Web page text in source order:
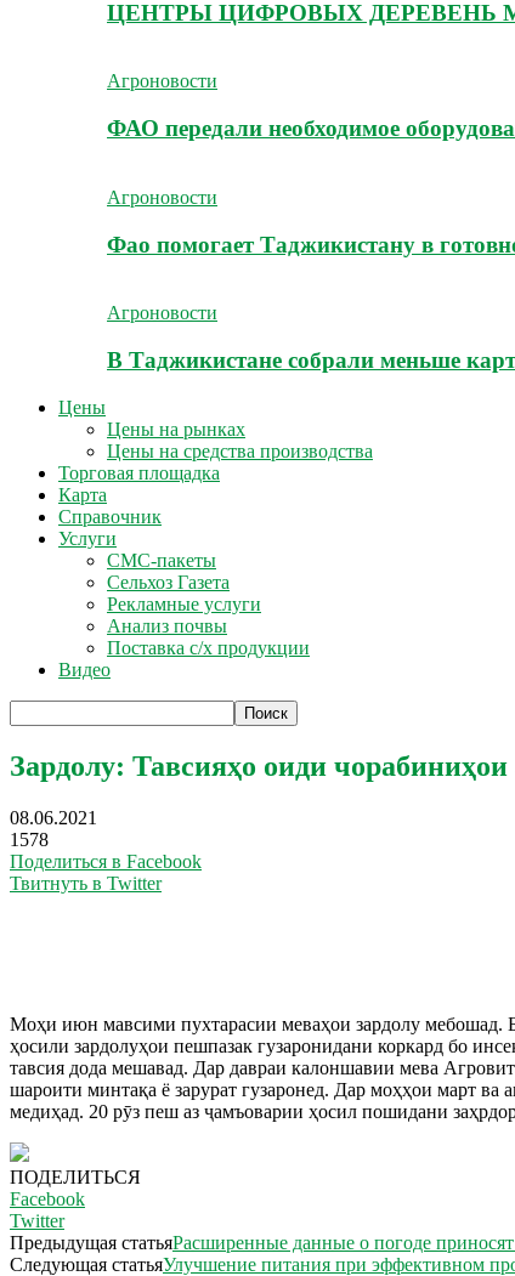
ЦЕНТРЫ ЦИФРОВЫХ ДЕРЕВЕНЬ
Агроновости
ФАО передали необходимое
Агроновости
Фао помогает Таджикистану в
Агроновости
В Таджикистане собрали меньше
Цены
Цены на рынках
Цены на средства производства
Торговая площадка
Карта
Справочник
Услуги
СМС-пакеты
Сельхоз Газета
Рекламные услуги
Анализ почвы
Поставка с/х продукции
Видео
Зардолу: Тавсияҳо оиди
08.06.2021
1578
Поделиться в Facebook
Твитнуть в Twitter
Моҳи июн мавсими пухтарасии меваҳои зардолу мебошад.
ҳосили зардолуҳои пешпазак гузаронидани коркард бо
тавсия дода мешавад. Дар давраи калоншавии мева
шароити минтақа ё зарурат гузаронед. Дар моҳҳои март ва
медиҳад. 20 рӯз пеш аз ҷамъоварии ҳосил пошидани
ПОДЕЛИТЬСЯ
Facebook
Twitter
Предыдущая статьяРасширенные данные о погоде
Следующая статьяУлучшение питания при эффективном